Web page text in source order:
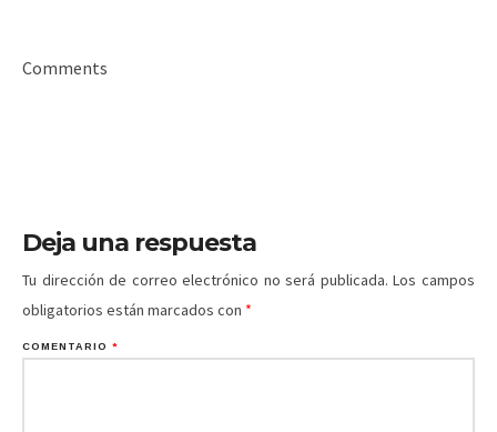
Comments
Deja una respuesta
Tu dirección de correo electrónico no será publicada. Los campos
obligatorios están marcados con *
COMENTARIO *